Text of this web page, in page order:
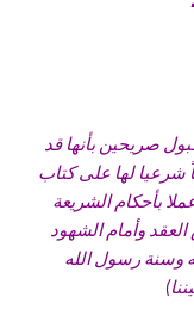
صريحين بأنها قد
شرعيا لها على كتاب
بأحكام الشريعة
وأمام الشهود
وسنة رسول الله